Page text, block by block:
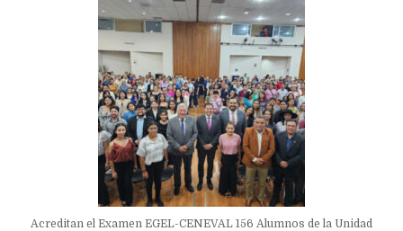
Acreditan el Examen EGEL-CENEVAL 156 Alumnos de la Unidad